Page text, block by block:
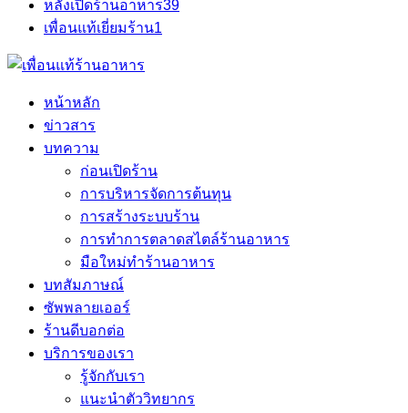
หลังเปิดร้านอาหาร39
เพื่อนแท้เยี่ยมร้าน1
หน้าหลัก
ข่าวสาร
บทความ
ก่อนเปิดร้าน
การบริหารจัดการต้นทุน
การสร้างระบบร้าน
การทำการตลาดสไตล์ร้านอาหาร
มือใหม่ทำร้านอาหาร
บทสัมภาษณ์
ซัพพลายเออร์
ร้านดีบอกต่อ
บริการของเรา
รู้จักกับเรา
แนะนำตัววิทยากร